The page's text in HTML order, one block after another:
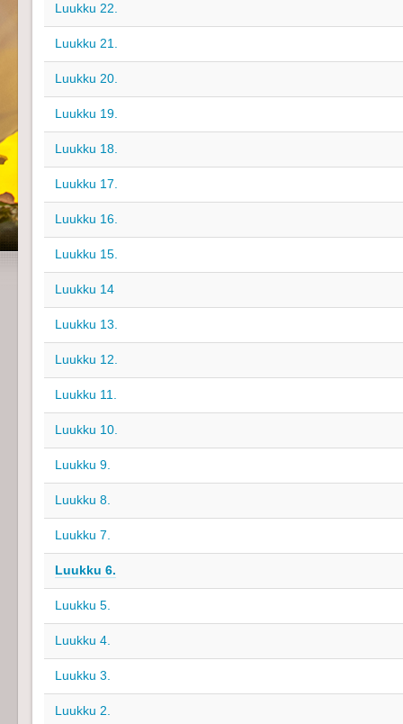
Luukku 22.
Luukku 21.
Luukku 20.
Luukku 19.
Luukku 18.
Luukku 17.
Luukku 16.
Luukku 15.
Luukku 14
Luukku 13.
Luukku 12.
Luukku 11.
Luukku 10.
Luukku 9.
Luukku 8.
Luukku 7.
Luukku 6.
Luukku 5.
Luukku 4.
Luukku 3.
Luukku 2.